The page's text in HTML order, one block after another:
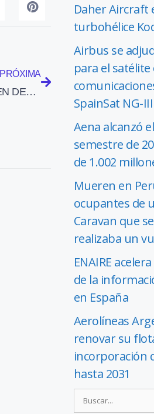
PRÓXIMA
MANIFIESTO «EN DEFENSA DE LOS DERECHOS FUNDAMENTALES EN INTERNET»
Daher Aircraft
turbohélice
Airbus se
para el satélite
SpainSat NG-III
Aena alcanzó
semestre de
de 1.002
Mueren en
ocupantes de
Caravan que
realizaba un
ENAIRE
de la
en España
Aerolíneas
renovar su
incorporación
hasta 2031